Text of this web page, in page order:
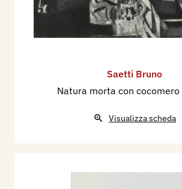
Saetti Bruno
Natura morta con cocomero
Visualizza scheda